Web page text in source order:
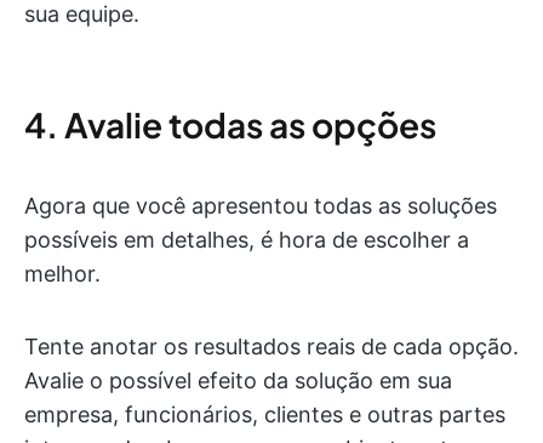
sua equipe.
4. Avalie todas as opções
Agora que você apresentou todas as soluções
possíveis em detalhes, é hora de escolher a
melhor.
Tente anotar os resultados reais de cada opção.
Avalie o possível efeito da solução em sua
empresa, funcionários, clientes e outras partes